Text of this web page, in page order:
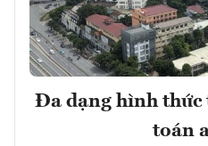
Đa dạng hình thức
toán